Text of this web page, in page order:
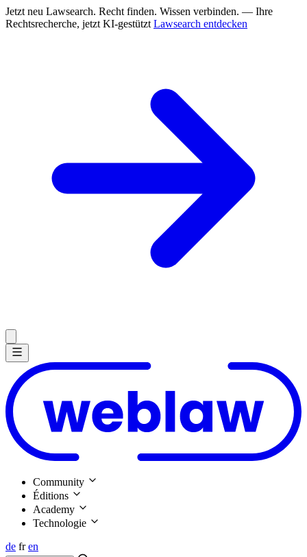
Jetzt neu Lawsearch. Recht finden. Wissen verbinden. — Ihre
Rechtsrecherche, jetzt KI-gestützt Lawsearch entdecken
Community
Éditions
Academy
Technologie
de fr en